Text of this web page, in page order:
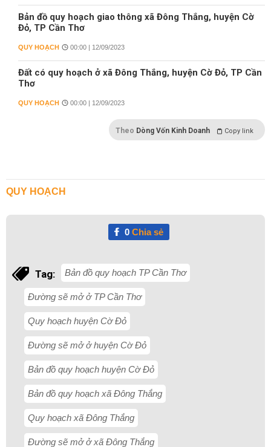
Bản đồ quy hoạch giao thông xã Đông Thắng, huyện Cờ
Đỏ, TP Cần Thơ
QUY HOẠCH 00:00 | 12/09/2023
Đất có quy hoạch ở xã Đông Thắng, huyện Cờ Đỏ, TP Cần
Thơ
QUY HOẠCH 00:00 | 12/09/2023
Theo Dòng Vốn Kinh Doanh Copy link
QUY HOẠCH
0Chia sẻ
Tag: Bản đồ quy hoạch TP Cần Thơ
Đường sẽ mở ở TP Cần Thơ
Quy hoạch huyện Cờ Đỏ
Đường sẽ mở ở huyện Cờ Đỏ
Bản đồ quy hoạch huyện Cờ Đỏ
Bản đồ quy hoạch xã Đông Thắng
Quy hoạch xã Đông Thắng
Đường sẽ mở ở xã Đông Thắng